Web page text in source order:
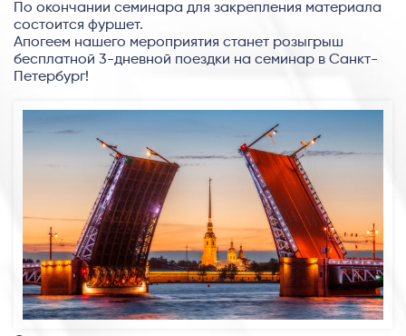
По окончании семинара для закрепления материала
состоится фуршет.
Апогеем нашего мероприятия станет розыгрыш
бесплатной 3-дневной поездки на семинар в Санкт-
Петербург!